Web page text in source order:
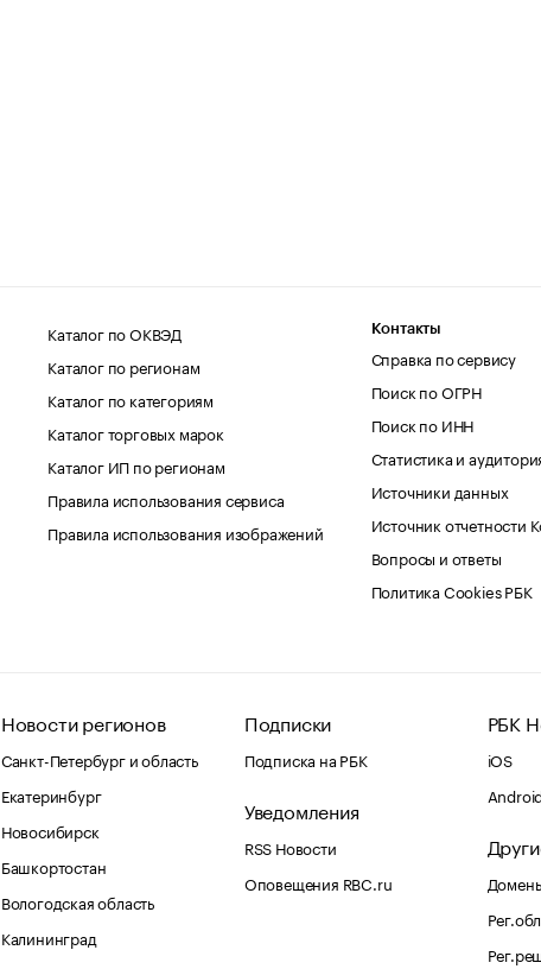
Каталог по ОКВЭД
Каталог по регионам
Каталог по категориям
Каталог торговых марок
Каталог ИП по регионам
Правила использования сервиса
Правила использования изображений
Контакты
Справка по сервису
Поиск по ОГРН
Поиск по ИНН
Статистика и
Источники данных
Источник отчетности
Вопросы и ответы
Политика Cookies РБК
Новости регионов
Санкт-Петербург и область
Екатеринбург
Новосибирск
Башкортостан
Вологодская область
Калининград
Подписки
Подписка на РБК
Уведомления
RSS Новости
Оповещения RBC.ru
РБК
iOS